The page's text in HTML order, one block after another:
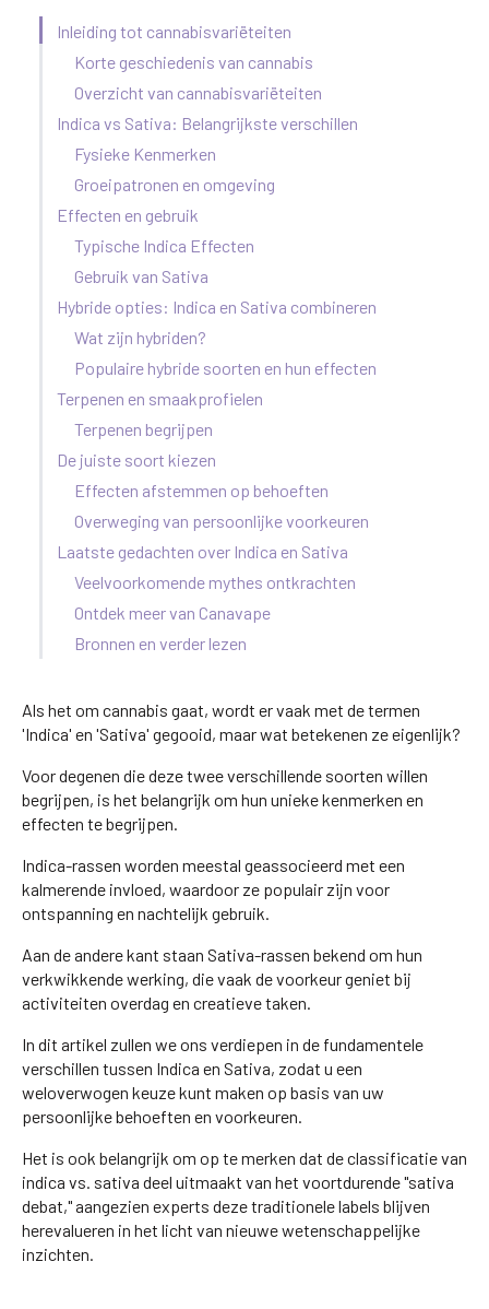
Inleiding tot cannabisvariëteiten
Korte geschiedenis van cannabis
Overzicht van cannabisvariëteiten
Indica vs Sativa: Belangrijkste verschillen
Fysieke Kenmerken
Groeipatronen en omgeving
Effecten en gebruik
Typische Indica Effecten
Gebruik van Sativa
Hybride opties: Indica en Sativa combineren
Wat zijn hybriden?
Populaire hybride soorten en hun effecten
Terpenen en smaakprofielen
Terpenen begrijpen
De juiste soort kiezen
Effecten afstemmen op behoeften
Overweging van persoonlijke voorkeuren
Laatste gedachten over Indica en Sativa
Veelvoorkomende mythes ontkrachten
Ontdek meer van Canavape
Bronnen en verder lezen
Als het om cannabis gaat, wordt er vaak met de termen
'Indica' en 'Sativa' gegooid, maar wat betekenen ze eigenlijk?
Voor degenen die deze twee verschillende soorten willen
begrijpen, is het belangrijk om hun unieke kenmerken en
effecten te begrijpen.
Indica-rassen worden meestal geassocieerd met een
kalmerende invloed, waardoor ze populair zijn voor
ontspanning en nachtelijk gebruik.
Aan de andere kant staan Sativa-rassen bekend om hun
verkwikkende werking, die vaak de voorkeur geniet bij
activiteiten overdag en creatieve taken.
In dit artikel zullen we ons verdiepen in de fundamentele
verschillen tussen Indica en Sativa, zodat u een
weloverwogen keuze kunt maken op basis van uw
persoonlijke behoeften en voorkeuren.
Het is ook belangrijk om op te merken dat de classificatie van
indica vs. sativa deel uitmaakt van het voortdurende "sativa
debat," aangezien experts deze traditionele labels blijven
herevalueren in het licht van nieuwe wetenschappelijke
inzichten.